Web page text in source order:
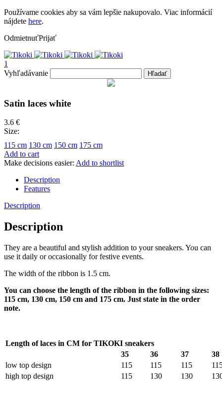
Používame cookies aby sa vám lepšie nakupovalo. Viac informácií
nájdete here.
OdmietnuťPrijať
1
Vyhľadávanie
Hľadať
Satin laces white
3.6 €
Size:
115 cm 130 cm 150 cm 175 cm
Add to cart
Make decisions easier: Add to shortlist
Description
Features
Description
Description
They are a beautiful and stylish addition to your sneakers. You can
use it daily or occasionally for festive events.
The width of the ribbon is 1.5 cm.
You can choose the length of the ribbon in the following sizes:
115 cm, 130 cm, 150 cm and 175 cm. Just state in the order
note.
Length of laces in CM for TIKOKI sneakers
35
36 37
38
low top design
115 115 115
high top design
115 130 130